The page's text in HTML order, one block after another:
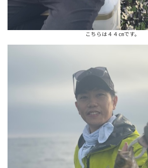
こちらは４４㎝です。